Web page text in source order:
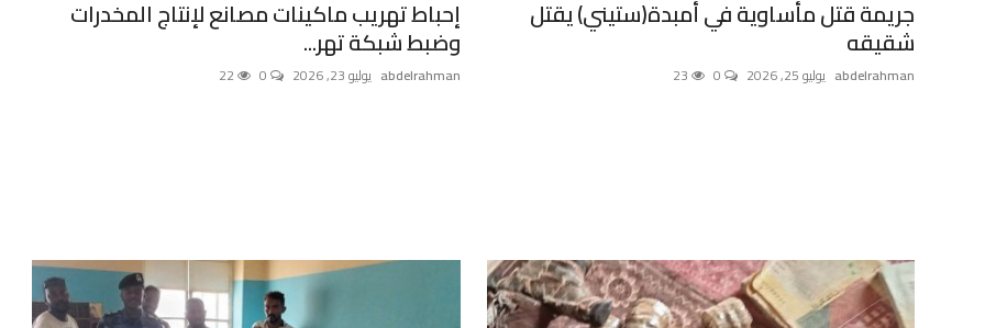
جريمة قتل مأساوية في أمبدة(ستيني) يقتل
شقيقه
abdelrahman يوليو 25, 2026
إحباط تهريب ماكينات مصانع لإنتاج المخدرات
وضبط شبكة تهر...
abdelrahman يوليو 23, 2026